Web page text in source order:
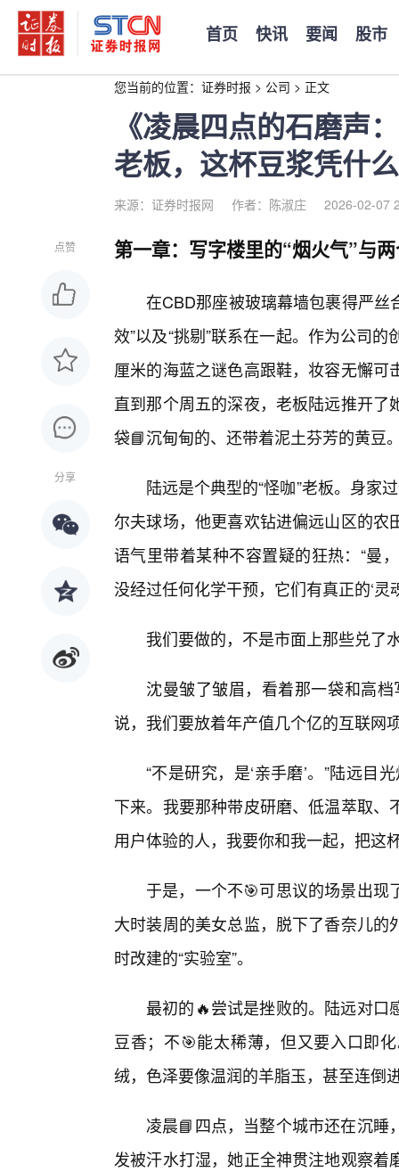
首页 快讯 要闻 股市
您当前的位置： 证券时报 > 公司 > 正文
《凌晨四点的石磨声
老板，这杯豆浆凭什
来源：证券时报网 作者：陈淑庄 2026-02-07
点赞
分享
第一章：写字楼里的“烟火气”与
在CBD那座被玻璃幕墙包裹得严丝
效”以及“挑剔”联系在一起。作为公司
厘米的海蓝之谜色高跟鞋，妆容无懈
直到那个周五的深夜，老板陆远推开
袋📘沉甸甸的、还带着泥土芬芳的黄豆
陆远是个典型的“怪咖”老板。身家
尔夫球场，他更喜欢钻进偏远山区的
语气里带着某种不容置疑的狂热：“曼
没经过任何化学干预，它们有真正的‘灵
我们要做的，不是市面上那些兑了
沈曼皱了皱眉，看着那一袋和高
说，我们要放着年产值几个亿的互联网
“不是研究，是‘亲手磨’。”陆远目
下来。我要那种带皮研磨、低温萃取
用户体验的人，我要你和我一起，把这
于是，一个不🎯可思议的场景出
大时装周的美女总监，脱下了香奈儿
时改建的“实验室”。
最初的🔥尝试是挫败的。陆远对口
豆香；不🎯能太稀薄，但又要入口即
绒，色泽要像温润的羊脂玉，甚至连倒
凌晨📘四点，当整个城市还在沉
发被汗水打湿，她正全神贯注地观察